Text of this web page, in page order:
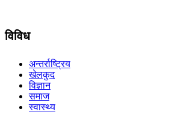
विविध
अन्तर्राष्ट्रिय
खेलकुद
विज्ञान
समाज
स्वास्थ्य